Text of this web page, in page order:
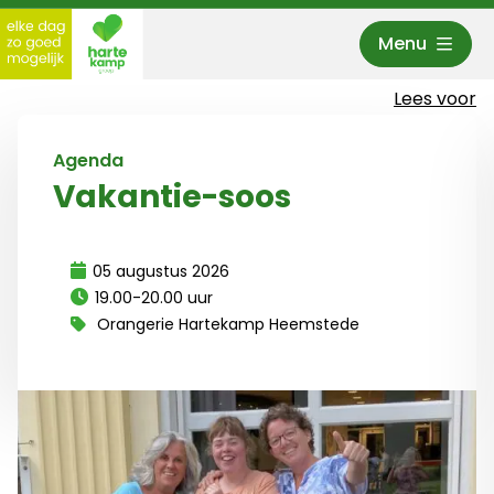
Menu
Lees voor
Vakantie-soos
Agenda
05 augustus 2026
19.00-20.00 uur
Orangerie Hartekamp Heemstede